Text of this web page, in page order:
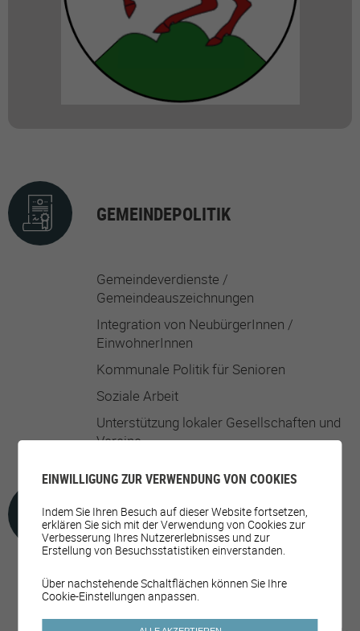
GEMEINDEPOLITIK
Gemeindeverdienste /
Gemeindeauszeichnungen
Integration von NeubürgerInnen /
EinwohnerInnen
Kommunale Politik für Senioren
Soziale Arbeit
Unterstützung lokaler Gesellschaften und
Vereine
FREIZEITANGEBOTE
Aktivitäten für ältere Menschen
Aktivitäten für Jugendliche
EINWILLIGUNG ZUR VERWENDUNG VON COOKIES
Indem Sie Ihren Besuch auf dieser Website fortsetzen,
erklären Sie sich mit der Verwendung von Cookies zur
Verbesserung Ihres Nutzererlebnisses und zur
Erstellung von Besuchsstatistiken einverstanden.
Über nachstehende Schaltflächen können Sie Ihre
Cookie-Einstellungen anpassen.